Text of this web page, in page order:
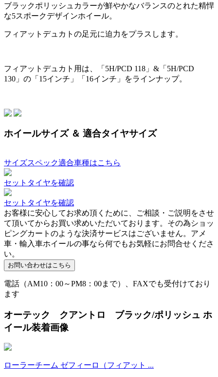
ブラックポリッシュカラーが鮮やかなバランスのとれた精悍
な5スポークデザインホイール。
フィアットデュカトの足元に迫力をプラスします。
フィアットデュカト用は、「5H/PCD 118」&「5H/PCD
130」の「15インチ」「16インチ」をラインナップ。
ホイールサイズ ＆ 適合タイヤサイズ
サイズスペック適合車種はこちら
セットタイヤを確認
セットタイヤを確認
お客様に安心してお求め頂くために、ご相談・ご説明をさせ
て頂いてからお買い求めいただいております。その為ショッ
ピングカートのような決済サービスはございません。アメ
車・輸入車ホイールの事なら何でもお気軽にお問合せくださ
い。
電話（AM10：00～PM8：00まで）、FAXでも受付けており
ます
オーテック クアントロ ブラック/ポリッシュ ホ
イール装着画像
ローラーチーム ゼフィーロ（フィアット ...